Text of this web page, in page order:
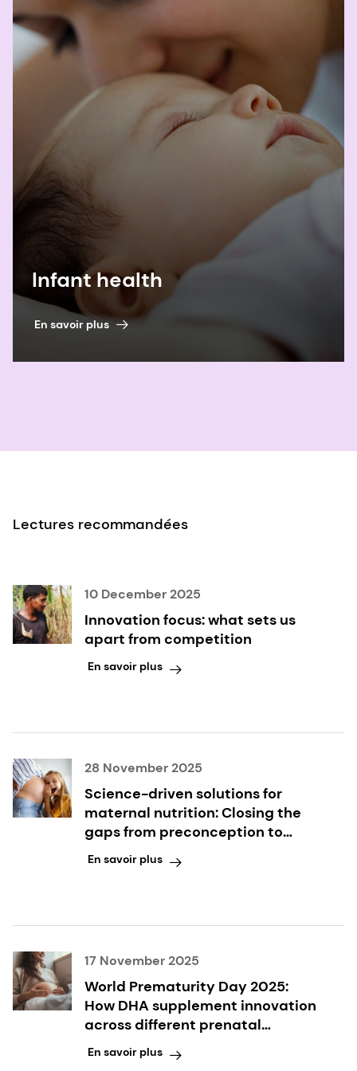
GL, Harvey-Leeson S, Glier MB, Kitts DD,
Green TJ, Devlin AM. La supplémentation en l-
5-méthyltétrahydrofolate augmente les
concentrations de folate dans le sang dans
une plus large mesure que la
supplémentation en acide folique chez les
femmes malaisiennes. J Nutr. 2018 Jun
1;148(6):885-890. doi : 10.1093/jn/nxy057. PMID
: 29878267.
7 Organisation mondiale de la santé,
"Preterm birth",
Preterm birth (who.int)
8 Folic Acid Supplementation to Prevent
Neural Tube Defects, US Preventive Services
Task Force Reaffirmation Recommendation
Statement, US Preventive Services Task Force,
Infant health
En savoir plus
Lectures recommandées
10 December 2025
Innovation focus: what sets us
apart from competition
En savoir plus
28 November 2025
Science-driven solutions for
maternal nutrition: Closing the
gaps from preconception to
postpartum
En savoir plus
17 November 2025
World Prematurity Day 2025:
How DHA supplement innovation
across different prenatal
formats supports expectant
mothers and their babies
En savoir plus